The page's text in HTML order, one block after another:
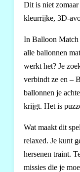
Dit is niet zomaar
kleurrijke, 3D-
In Balloon
alle ballonnen
werkt het? Je
verbindt ze en –
ballonnen je
krijgt. Het is
Wat maakt dit
relaxed. Je kunt
hersenen traint.
missies die je